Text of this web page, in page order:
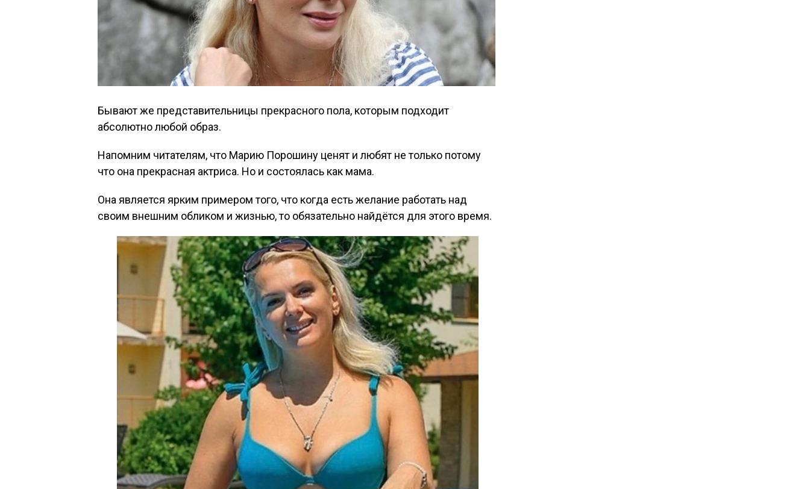
Бывают же представительницы прекрасного пола, которым подходит
абсолютно любой образ.
Напомним читателям, что Марию Порошину ценят и любят не только потому
что она прекрасная актриса. Но и состоялась как мама.
Она является ярким примером того, что когда есть желание работать над
своим внешним обликом и жизнью, то обязательно найдётся для этого время.